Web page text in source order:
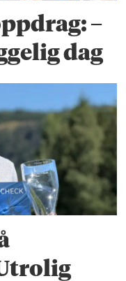
–
dag